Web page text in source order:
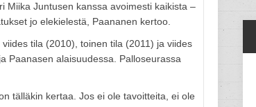
Miika Juntusen kanssa avoimesti kaikista –
jo elekielestä, Paananen kertoo.
tila (2010), toinen tila (2011) ja viides
Paanasen alaisuudessa. Palloseurassa
tälläkin kertaa. Jos ei ole tavoitteita, ei ole